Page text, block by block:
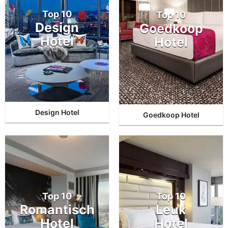
Top 10
Design
Hotel
Design Hotel
Top 10
Goedkoop
Hotel
Goedkoop Hotel
Top 10
Romantisch
Hotel
Top 10
Leuk
Hotel